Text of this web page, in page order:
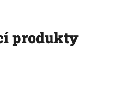
produkty